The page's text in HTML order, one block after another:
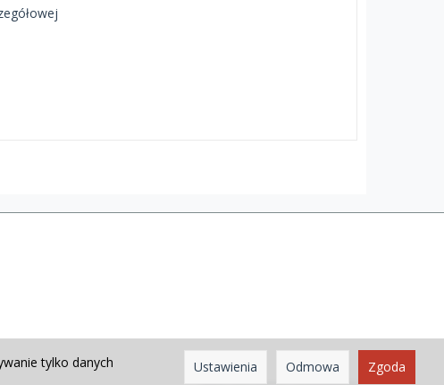
tylko danych
Ustawienia Odmowa Zgoda